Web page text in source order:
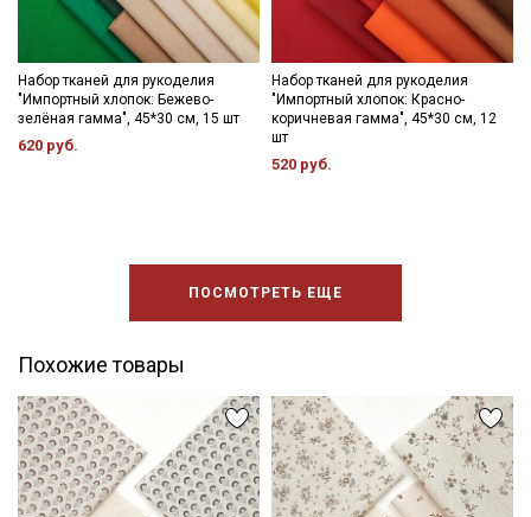
Набор тканей для рукоделия
"Импортный хлопок: Бежево-
зелёная гамма", 45*30 см, 15 шт
620 руб.
Набор тканей для рукоделия
"Импортный хлопок: Красно-
коричневая гамма", 45*30 см, 12
шт
520 руб.
ПОСМОТРЕТЬ ЕЩЕ
Похожие товары
Электронная почта
Подписаться
информационных рассылок